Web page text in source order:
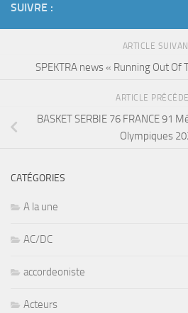
SUIVRE :
ARTICLE
SPEKTRA news « Running Out Of
ARTICLE
BASKET SERBIE 76 FRANCE 91
Olympiques
CATÉGORIES
A la une
AC/DC
accordeoniste
Acteurs